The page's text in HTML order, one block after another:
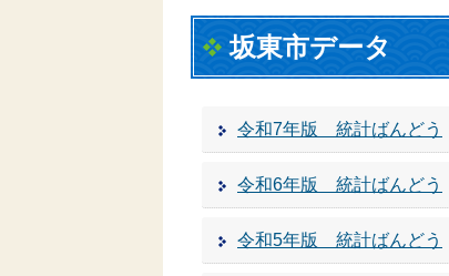
坂東市データ
令和7年版 統計ばんどう
令和6年版 統計ばんどう
令和5年版 統計ばんどう